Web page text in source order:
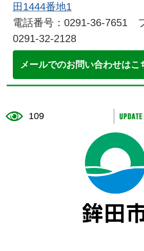
田1444番地1
電話番号：0291-36-7651
0291-32-2128
メールでのお問い合わせはこ
109